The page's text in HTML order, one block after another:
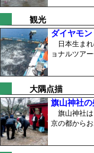
観光
ダイヤモ
日本生まれ
ョナルツア
大隅点描
旗山神社
旗山神社は
京の都から